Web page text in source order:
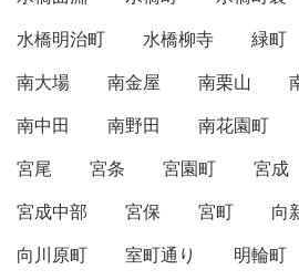
水橋明治町
水橋柳寺 緑町
南大場
南金屋 南栗山
南中田
南野田 南花園町
宮尾
宮条 宮園町 宮成
宮成中部
宮保 宮町 向
向川原町
室町通り 明輪町